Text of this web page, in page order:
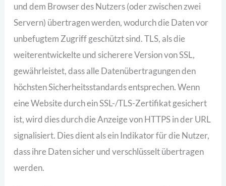
und dem Browser des Nutzers (oder zwischen zwei
Servern) übertragen werden, wodurch die Daten vor
unbefugtem Zugriff geschützt sind. TLS, als die
weiterentwickelte und sicherere Version von SSL,
gewährleistet, dass alle Datenübertragungen den
höchsten Sicherheitsstandards entsprechen. Wenn
eine Website durch ein SSL-/TLS-Zertifikat gesichert
ist, wird dies durch die Anzeige von HTTPS in der URL
signalisiert. Dies dient als ein Indikator für die Nutzer,
dass ihre Daten sicher und verschlüsselt übertragen
werden.